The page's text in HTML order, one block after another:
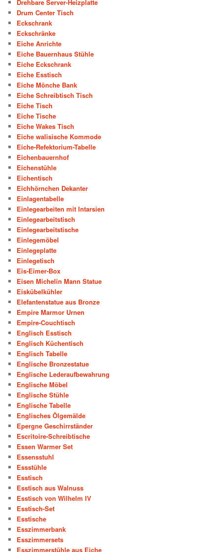
Drehbare Server-Heizplatte
Drum Center Tisch
Eckschrank
Eckschränke
Eiche Anrichte
Eiche Bauernhaus Stühle
Eiche Eckschrank
Eiche Esstisch
Eiche Mönche Bank
Eiche Schreibtisch Tisch
Eiche Tisch
Eiche Tische
Eiche Wakes Tisch
Eiche walisische Kommode
Eiche-Refektorium-Tabelle
Eichenbauernhof
Eichenstühle
Eichentisch
Eichhörnchen Dekanter
Einlagentabelle
Einlegearbeiten mit Intarsien
Einlegearbeitstisch
Einlegearbeitstische
Einlegemöbel
Einlegeplatte
Einlegetisch
Eis-Eimer-Box
Eisen Michelin Mann Statue
Eiskübelkühler
Elefantenstatue aus Bronze
Empire Marmor Urnen
Empire-Couchtisch
Englisch Esstisch
Englisch Küchentisch
Englisch Tabelle
Englische Bronzestatue
Englische Lederaufbewahrung
Englische Möbel
Englische Stühle
Englische Tabelle
Englisches Ölgemälde
Epergne Geschirrständer
Escritoire-Schreibtische
Essen Warmer Set
Essensstuhl
Essstühle
Esstisch
Esstisch aus Walnuss
Esstisch von Wilhelm IV
Esstisch-Set
Esstische
Esszimmerbank
Esszimmersets
Esszimmerstühle aus Eiche